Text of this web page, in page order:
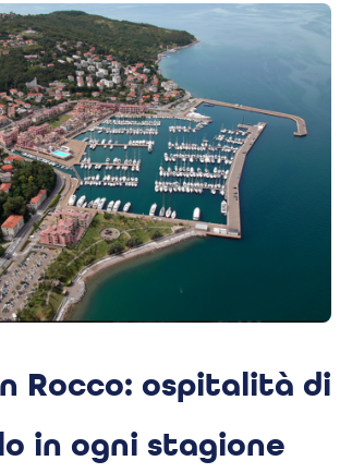
Rocco: ospitalità di
in ogni stagione